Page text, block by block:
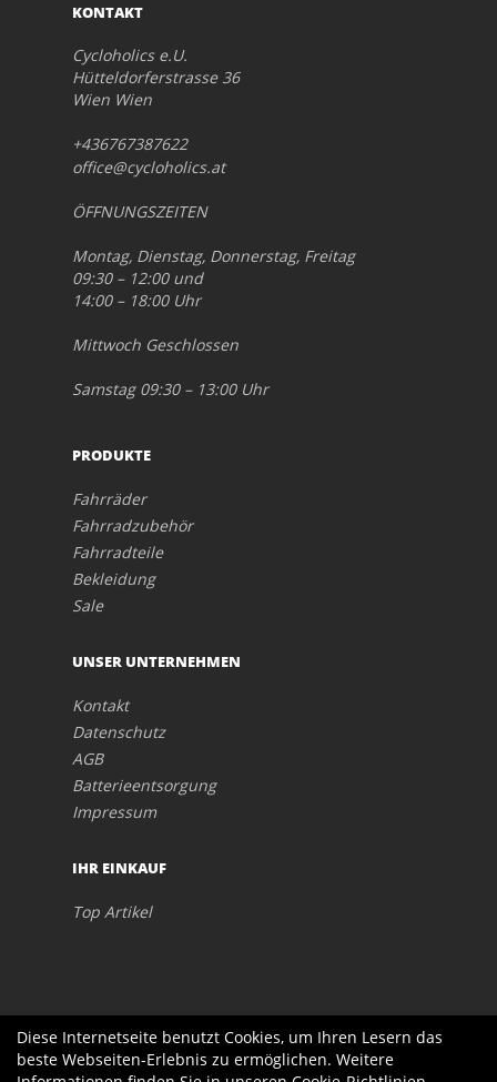
KONTAKT
Cycloholics e.U.
Hütteldorferstrasse 36
Wien Wien
+436767387622
office@cycloholics.at
ÖFFNUNGSZEITEN
Montag, Dienstag, Donnerstag, Freitag
09:30 – 12:00 und
14:00 – 18:00 Uhr
Mittwoch Geschlossen
Samstag 09:30 – 13:00 Uhr
PRODUKTE
Fahrräder
Fahrradzubehör
Fahrradteile
Bekleidung
Sale
UNSER UNTERNEHMEN
Kontakt
Datenschutz
AGB
Batterieentsorgung
Impressum
IHR EINKAUF
Top Artikel
Diese Internetseite benutzt Cookies, um Ihren Lesern das
beste Webseiten-Erlebnis zu ermöglichen. Weitere